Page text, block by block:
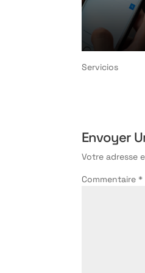
Servicios
Envoyer
Votre adresse
Commentaire*